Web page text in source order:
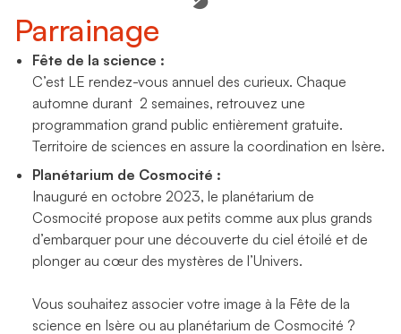
Parrainage
Fête de la science :
C’est LE rendez-vous annuel des curieux. Chaque
automne durant 2 semaines, retrouvez une
programmation grand public entièrement gratuite.
Territoire de sciences en assure la coordination en Isère.
Planétarium de Cosmocité :
Inauguré en octobre 2023, le planétarium de
Cosmocité propose aux petits comme aux plus grands
d’embarquer pour une découverte du ciel étoilé et de
plonger au cœur des mystères de l’Univers.
Vous souhaitez associer votre image à la Fête de la
science en Isère ou au planétarium de Cosmocité ?